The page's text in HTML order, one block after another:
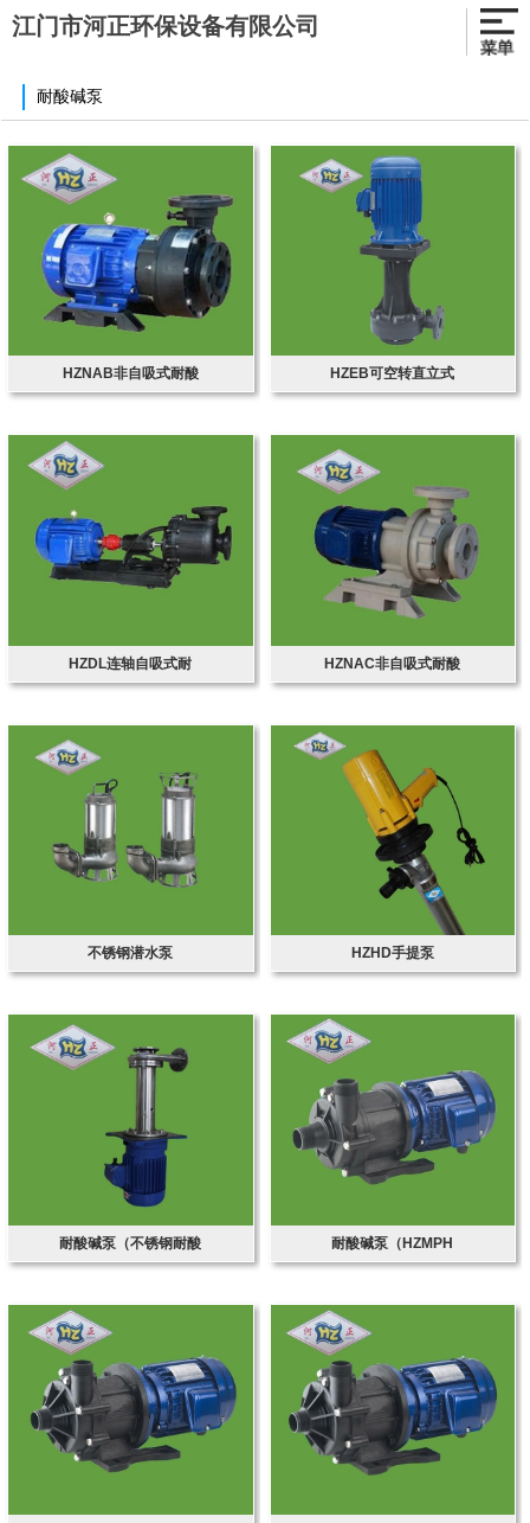
江门市河正环保设备有限公司
耐酸碱泵
HZNAB非自吸式耐酸 HZEB可空转直立式
HZDL连轴自吸式耐 HZNAC非自吸式耐酸
不锈钢潜水泵 HZHD手提泵
耐酸碱泵（不锈钢耐酸 耐酸碱泵（HZMPH